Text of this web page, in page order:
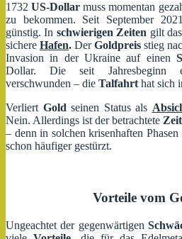
1732US-Dollar muss momentan
zu bekommen. Seit September
günstig. In schwierigen Zeiten gilt
sichere Hafen. DerGoldpreis stieg
Invasion in der Ukraine auf einen
Dollar. Die seit Jahresbeginn
verschwunden – die Talfahrthat sich
Verliert Goldseinen Status als
Nein. Allerdings ist der betrachtete
– denn in solchen krisenhaften
schon häufiger gestürzt.
Vorteile vom
Ungeachtet der gegenwärtigen